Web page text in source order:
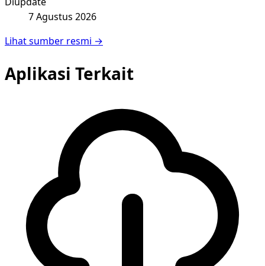
7 Agustus 2026
Lihat sumber resmi →
Aplikasi Terkait